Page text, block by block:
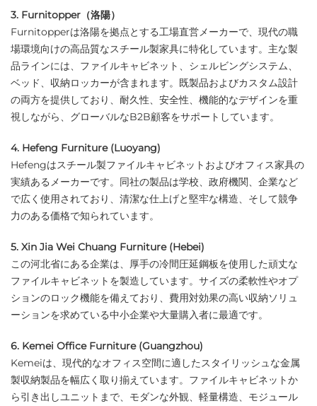
3. Furnitopper（洛陽）
Furnitopperは洛陽を拠点とする工場直営メーカーで、現代の職
場環境向けの高品質なスチール製家具に特化しています。主な製
品ラインには、ファイルキャビネット、シェルビングシステム、
ベッド、収納ロッカーが含まれます。既製品およびカスタム設計
の両方を提供しており、耐久性、安全性、機能的なデザインを重
視しながら、グローバルなB2B顧客をサポートしています。
4. Hefeng Furniture (Luoyang)
Hefengはスチール製ファイルキャビネットおよびオフィス家具の
実績あるメーカーです。同社の製品は学校、政府機関、企業など
で広く使用されており、清潔な仕上げと堅牢な構造、そして競争
力のある価格で知られています。
5. Xin Jia Wei Chuang Furniture (Hebei)
この河北省にある企業は、厚手の冷間圧延鋼板を使用した頑丈な
ファイルキャビネットを製造しています。サイズの柔軟性やオプ
ションのロック機能を備えており、費用対効果の高い収納ソリュ
ーションを求めている中小企業や大量購入者に最適です。
6. Kemei Office Furniture (Guangzhou)
Kemeiは、現代的なオフィス空間に適したスタイリッシュな金属
製収納製品を幅広く取り揃えています。ファイルキャビネットか
ら引き出しユニットまで、モダンな外観、軽量構造、モジュール